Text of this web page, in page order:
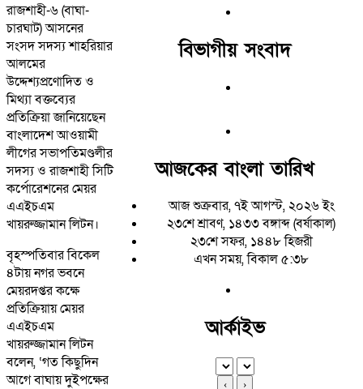
রাজশাহী-৬ (বাঘা-
চারঘাট) আসনের
সংসদ সদস্য শাহরিয়ার
আলমের
উদ্দেশ্যপ্রণোদিত ও
মিথ্যা বক্তব্যের
প্রতিক্রিয়া জানিয়েছেন
বাংলাদেশ আওয়ামী
লীগের সভাপতিমণ্ডলীর
সদস্য ও রাজশাহী সিটি
কর্পোরেশনের মেয়র
এএইচএম
খায়রুজ্জামান লিটন।
বৃহস্পতিবার বিকেল
৪টায় নগর ভবনে
মেয়রদপ্তর কক্ষে
প্রতিক্রিয়ায় মেয়র
এএইচএম
খায়রুজ্জামান লিটন
বলেন, ‘গত কিছুদিন
আগে বাঘায় দুইপক্ষের
বিভাগীয় সংবাদ
আজকের বাংলা তারিখ
আজ শুক্রবার, ৭ই আগস্ট, ২০২৬ ইং
২৩শে শ্রাবণ, ১৪৩৩ বঙ্গাব্দ (বর্ষাকাল)
২৩শে সফর, ১৪৪৮ হিজরী
এখন সময়, বিকাল ৫:৩৮
আর্কাইভ
‹ ›